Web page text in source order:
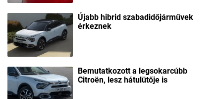
Újabb hibrid szabadidőjárművek
érkeznek
Bemutatkozott a legsokarcúbb
Citroën, lesz hátulütője is